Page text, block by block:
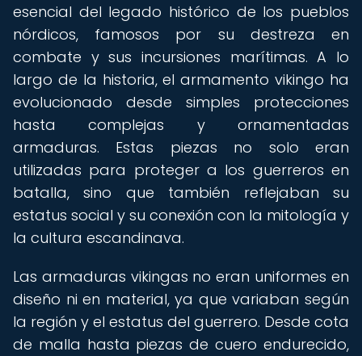
esencial del legado histórico de los pueblos
nórdicos, famosos por su destreza en
combate y sus incursiones marítimas. A lo
largo de la historia, el armamento vikingo ha
evolucionado desde simples protecciones
hasta complejas y ornamentadas
armaduras. Estas piezas no solo eran
utilizadas para proteger a los guerreros en
batalla, sino que también reflejaban su
estatus social y su conexión con la mitología y
la cultura escandinava.
Las armaduras vikingas no eran uniformes en
diseño ni en material, ya que variaban según
la región y el estatus del guerrero. Desde cota
de malla hasta piezas de cuero endurecido,